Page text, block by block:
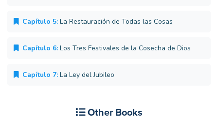
Capítulo 5: La Restauración de Todas las Cosas
Capítulo 6: Los Tres Festivales de la Cosecha de Dios
Capítulo 7: La Ley del Jubileo
Other Books